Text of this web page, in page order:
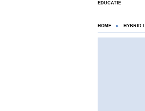
EDUCATIE
HOME HYBRID